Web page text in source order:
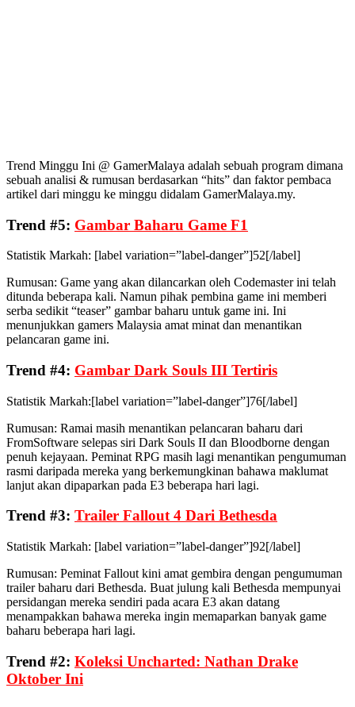
Trend Minggu Ini @ GamerMalaya adalah sebuah program dimana
sebuah analisi & rumusan berdasarkan “hits” dan faktor pembaca
artikel dari minggu ke minggu didalam GamerMalaya.my.
Trend #5: Gambar Baharu Game F1
Statistik Markah: [label variation=”label-danger”]52[/label]
Rumusan: Game yang akan dilancarkan oleh Codemaster ini telah
ditunda beberapa kali. Namun pihak pembina game ini memberi
serba sedikit “teaser” gambar baharu untuk game ini. Ini
menunjukkan gamers Malaysia amat minat dan menantikan
pelancaran game ini.
Trend #4: Gambar Dark Souls III Tertiris
Statistik Markah:[label variation=”label-danger”]76[/label]
Rumusan: Ramai masih menantikan pelancaran baharu dari
FromSoftware selepas siri Dark Souls II dan Bloodborne dengan
penuh kejayaan. Peminat RPG masih lagi menantikan pengumuman
rasmi daripada mereka yang berkemungkinan bahawa maklumat
lanjut akan dipaparkan pada E3 beberapa hari lagi.
Trend #3: Trailer Fallout 4 Dari Bethesda
Statistik Markah: [label variation=”label-danger”]92[/label]
Rumusan: Peminat Fallout kini amat gembira dengan pengumuman
trailer baharu dari Bethesda. Buat julung kali Bethesda mempunyai
persidangan mereka sendiri pada acara E3 akan datang
menampakkan bahawa mereka ingin memaparkan banyak game
baharu beberapa hari lagi.
Trend #2: Koleksi Uncharted: Nathan Drake
Oktober Ini